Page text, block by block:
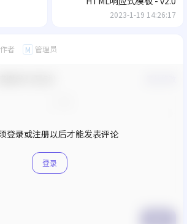
2023-1-19 14:26:17
者 M 管理员
登录或注册以后才能发表评论
登录